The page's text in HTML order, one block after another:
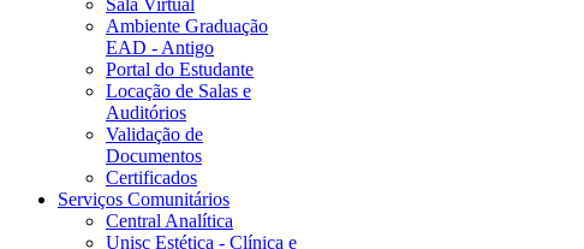
Sala Virtual
Ambiente Graduação
EAD - Antigo
Portal do Estudante
Locação de Salas e
Auditórios
Validação de
Documentos
Certificados
Serviços Comunitários
Central Analítica
Unisc Estética - Clínica e